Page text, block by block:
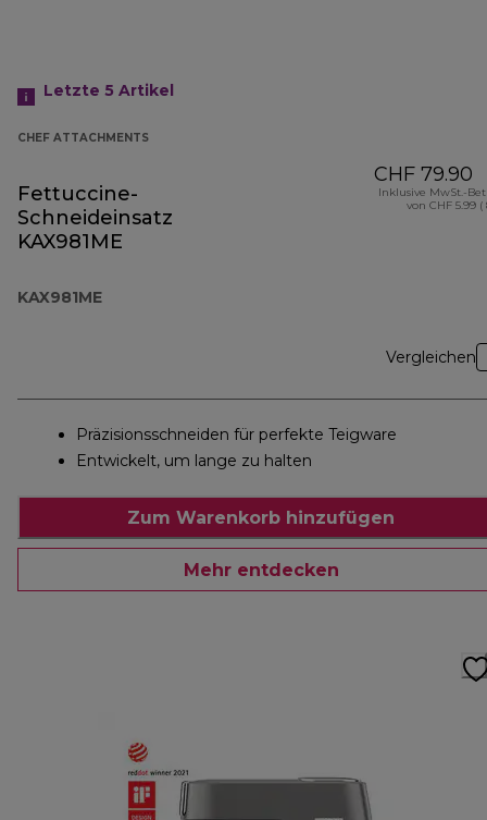
Letzte 5 Artikel
CHEF ATTACHMENTS
Fettuccine-
Schneideinsatz
KAX981ME
KAX981ME
CHF 79.90
Inklusive MwSt.-
von CHF 5.99 (
Vergleichen
Präzisionsschneiden für perfekte Teigware
Entwickelt, um lange zu halten
Zum Warenkorb hinzufügen
Mehr entdecken